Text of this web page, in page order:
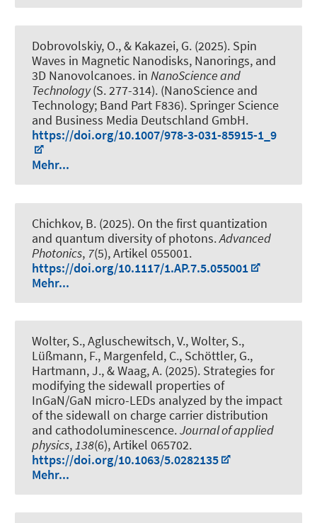
Dobrovolskiy, O., & Kakazei, G. (2025). Spin
Waves in Magnetic Nanodisks, Nanorings, and
3D Nanovolcanoes. in NanoScience and
Technology(S. 277-314). (NanoScience and
Technology; Band Part F836). Springer Science
and Business Media Deutschland GmbH.
https://doi.org/10.1007/978-3-031-85915-1_9
Mehr...
Chichkov, B. (2025). On the first quantization
and quantum diversity of photons.Advanced
Photonics, 7(5), Artikel 055001.
https://doi.org/10.1117/1.AP.7.5.055001
Mehr...
Wolter, S., Agluschewitsch, V., Wolter, S.,
Lüßmann, F., Margenfeld, C., Schöttler, G.,
Hartmann, J., & Waag, A. (2025). Strategies for
modifying the sidewall properties of
InGaN/GaN micro-LEDs analyzed by the impact
of the sidewall on charge carrier distribution
and cathodoluminescence.Journal of applied
physics,138(6), Artikel 065702.
https://doi.org/10.1063/5.0282135
Mehr...